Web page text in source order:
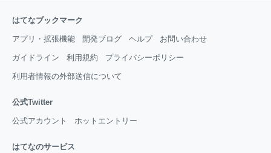
はてなブックマーク
アプリ・拡張機能 開発ブログ ヘルプ お問い合わせ
ガイドライン 利用規約 プライバシーポリシー
利用者情報の外部送信について
公式Twitter
公式アカウント ホットエントリー
はてなのサービス